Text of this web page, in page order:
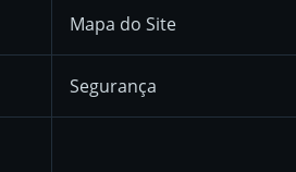
Solana
BNB
Mapa do Site
Segurança